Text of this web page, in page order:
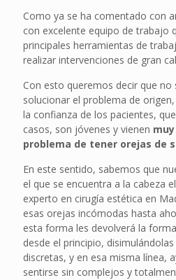
Como ya se ha comentado con
con excelente equipo de trabajo
principales herramientas de
realizar intervenciones de gran
Con esto queremos decir que
solucionar el problema de
la confianza de los pacientes,
casos, son jóvenes y vienen
problema de tener orejas de
En este sentido, sabemos que
el que se encuentra a la cabeza
experto en cirugía estética en
esas orejas incómodas hasta
esta forma les devolverá la
desde el principio,
discretas, y en esa misma línea,
sentirse sin complejos y